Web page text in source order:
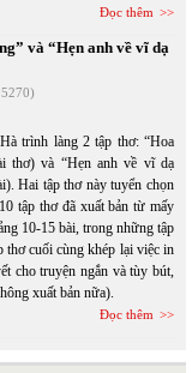
Đọc thêm
và “Hẹn anh về vĩ dạ
trình làng 2 tập thơ: “Hoa
thơ) và “Hẹn anh về vĩ dạ
Hai tập thơ này tuyển chọn
tập thơ đã xuất bản từ mấy
10-15 bài, trong những tập
thơ cuối cùng khép lại việc in
cho truyện ngắn và tùy bút,
xuất bản nữa).
Đọc thêm